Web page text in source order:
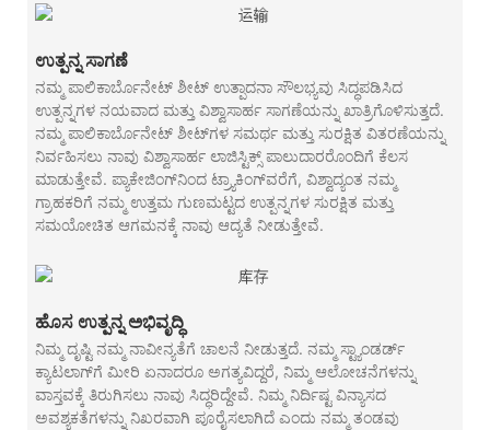
ಉತ್ಪನ್ನ ಸಾಗಣೆ
ನಮ್ಮ ಪಾಲಿಕಾರ್ಬೊನೇಟ್ ಶೀಟ್ ಉತ್ಪಾದನಾ ಸೌಲಭ್ಯವು ಸಿದ್ಧಪಡಿಸಿದ
ಉತ್ಪನ್ನಗಳ ನಯವಾದ ಮತ್ತು ವಿಶ್ವಾಸಾರ್ಹ ಸಾಗಣೆಯನ್ನು ಖಾತ್ರಿಗೊಳಿಸುತ್ತದೆ.
ನಮ್ಮ ಪಾಲಿಕಾರ್ಬೊನೇಟ್ ಶೀಟ್‌ಗಳ ಸಮರ್ಥ ಮತ್ತು ಸುರಕ್ಷಿತ ವಿತರಣೆಯನ್ನು
ನಿರ್ವಹಿಸಲು ನಾವು ವಿಶ್ವಾಸಾರ್ಹ ಲಾಜಿಸ್ಟಿಕ್ಸ್ ಪಾಲುದಾರರೊಂದಿಗೆ ಕೆಲಸ
ಮಾಡುತ್ತೇವೆ. ಪ್ಯಾಕೇಜಿಂಗ್‌ನಿಂದ ಟ್ರ್ಯಾಕಿಂಗ್‌ವರೆಗೆ, ವಿಶ್ವಾದ್ಯಂತ ನಮ್ಮ
ಗ್ರಾಹಕರಿಗೆ ನಮ್ಮ ಉತ್ತಮ ಗುಣಮಟ್ಟದ ಉತ್ಪನ್ನಗಳ ಸುರಕ್ಷಿತ ಮತ್ತು
ಸಮಯೋಚಿತ ಆಗಮನಕ್ಕೆ ನಾವು ಆದ್ಯತೆ ನೀಡುತ್ತೇವೆ.
ಹೊಸ ಉತ್ಪನ್ನ ಅಭಿವೃದ್ಧಿ
ನಿಮ್ಮ ದೃಷ್ಟಿ ನಮ್ಮ ನಾವೀನ್ಯತೆಗೆ ಚಾಲನೆ ನೀಡುತ್ತದೆ. ನಮ್ಮ ಸ್ಟ್ಯಾಂಡರ್ಡ್
ಕ್ಯಾಟಲಾಗ್‌ಗೆ ಮೀರಿ ಏನಾದರೂ ಅಗತ್ಯವಿದ್ದರೆ, ನಿಮ್ಮ ಆಲೋಚನೆಗಳನ್ನು
ವಾಸ್ತವಕ್ಕೆ ತಿರುಗಿಸಲು ನಾವು ಸಿದ್ಧರಿದ್ದೇವೆ. ನಿಮ್ಮ ನಿರ್ದಿಷ್ಟ ವಿನ್ಯಾಸದ
ಅವಶ್ಯಕತೆಗಳನ್ನು ನಿಖರವಾಗಿ ಪೂರೈಸಲಾಗಿದೆ ಎಂದು ನಮ್ಮ ತಂಡವು